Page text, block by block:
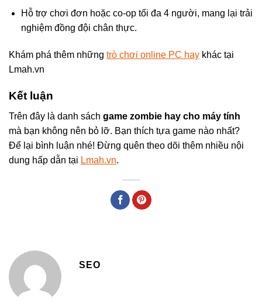
Hỗ trợ chơi đơn hoặc co-op tối đa 4 người, mang lại trải
nghiệm đồng đội chân thực.
Khám phá thêm những trò chơi online PC hay khác tại
Lmah.vn
Kết luận
Trên đây là danh sách game zombie hay cho máy tính
mà bạn không nên bỏ lỡ. Bạn thích tựa game nào nhất?
Để lại bình luận nhé! Đừng quên theo dõi thêm nhiều nội
dung hấp dẫn tại Lmah.vn.
SEO